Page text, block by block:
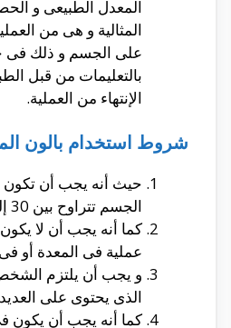
المعدل الطبيعى و
المثالية و هى من
على الجسم و ذلك فى
بالتعليمات من قبل
الإنتهاء من العملية.
شروط استخدام بالون
حيث أنه يجب أن تكون
الجسم تتراوح بين 30 إلى 40 كيلو جرام.
كما أنه يجب أن لا
عملية فى المعدة أو
و يجب أن يلتزم
الذى يحتوى على